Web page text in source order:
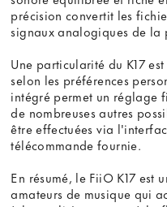
précision convertit les
signaux analogiques de la
Une particularité du K17
selon les préférences
intégré permet un réglage
de nombreuses autres
être effectuées via
télécommande fournie.
En résumé, le FiiO K17 est
amateurs de musique qui